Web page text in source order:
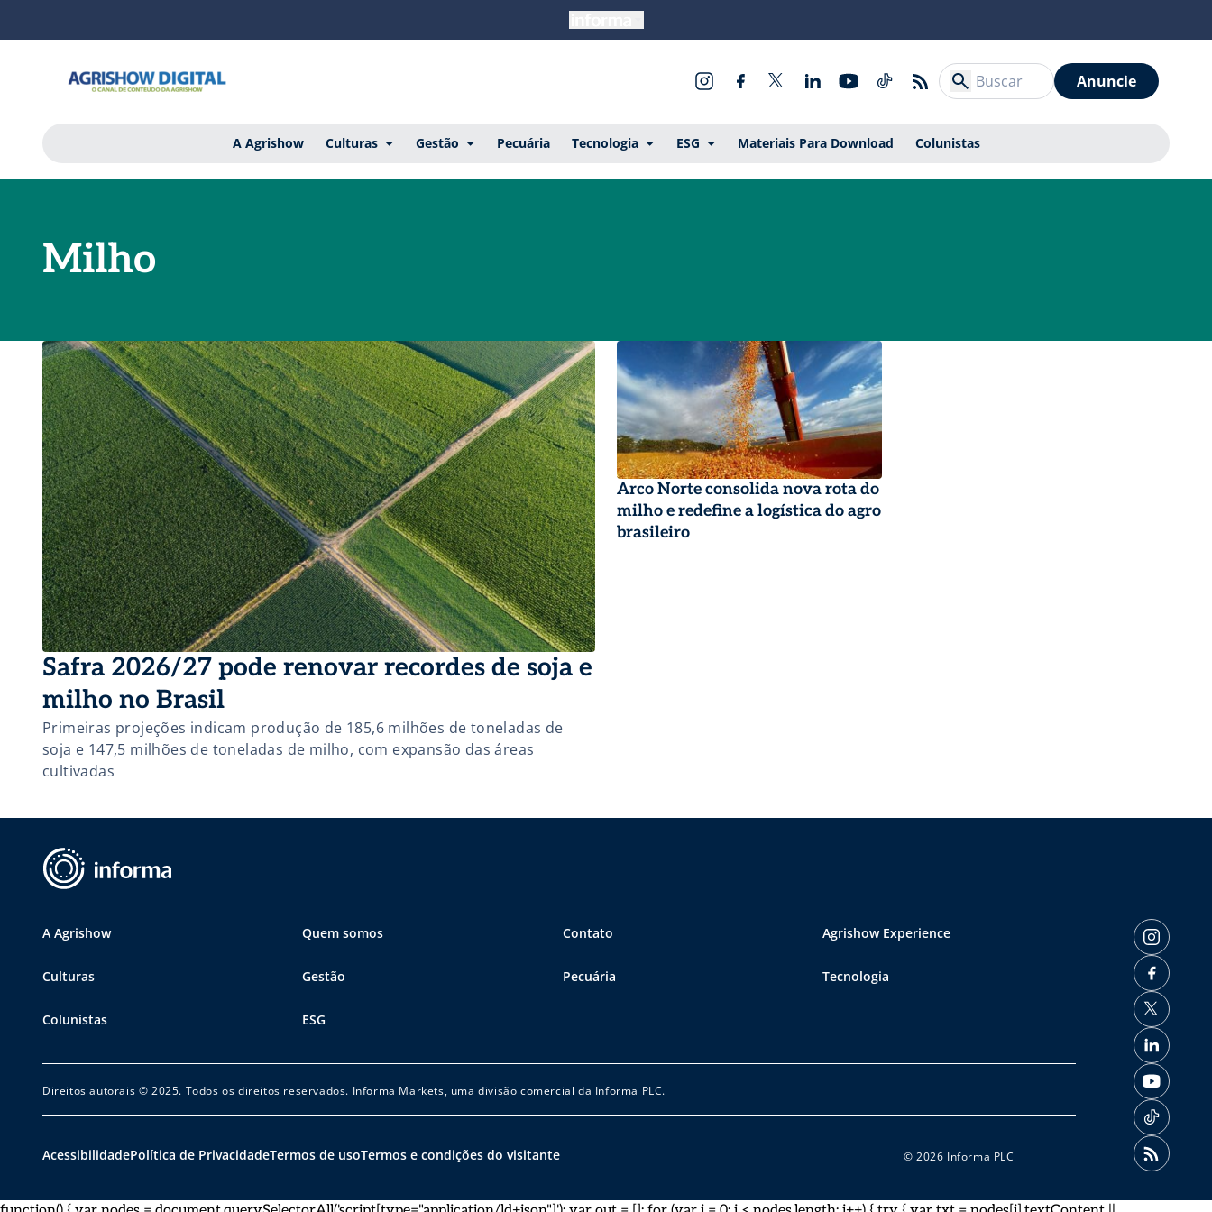
Anuncie
A Agrishow Culturas Gestão Pecuária Tecnologia ESG Materiais Para Download Colunistas
Milho
Safra 2026/27 pode renovar recordes de soja e
milho no Brasil
Primeiras projeções indicam produção de 185,6 milhões de toneladas de
soja e 147,5 milhões de toneladas de milho, com expansão das áreas
cultivadas
Arco Norte consolida nova rota do
milho e redefine a logística do agro
brasileiro
A Agrishow Quem somos Contato Agrishow Experience
Culturas Gestão Pecuária Tecnologia
Colunistas ESG
Direitos autorais © 2025. Todos os direitos reservados. Informa Markets, uma divisão comercial da Informa PLC.
AcessibilidadePolítica de PrivacidadeTermos de usoTermos e condições do visitante © 2026 Informa PLC